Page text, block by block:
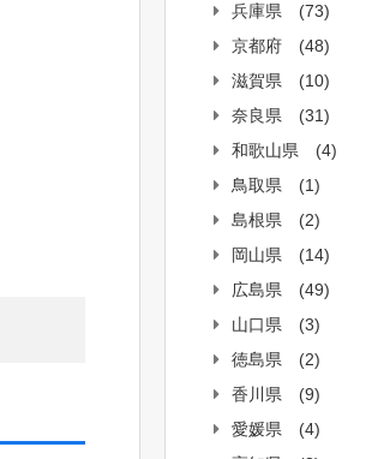
兵庫県
(73)
京都府
(48)
滋賀県
(10)
奈良県
(31)
和歌山県
(4)
鳥取県
(1)
島根県
(2)
岡山県
(14)
広島県
(49)
山口県
(3)
徳島県
(2)
香川県
(9)
愛媛県
(4)